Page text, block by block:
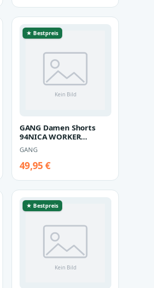
★ Bestpreis
GANG Damen Shorts
94NICA WORKER
SHORTS - loose fit Hose
green tea
GANG
49,95 €
★ Bestpreis